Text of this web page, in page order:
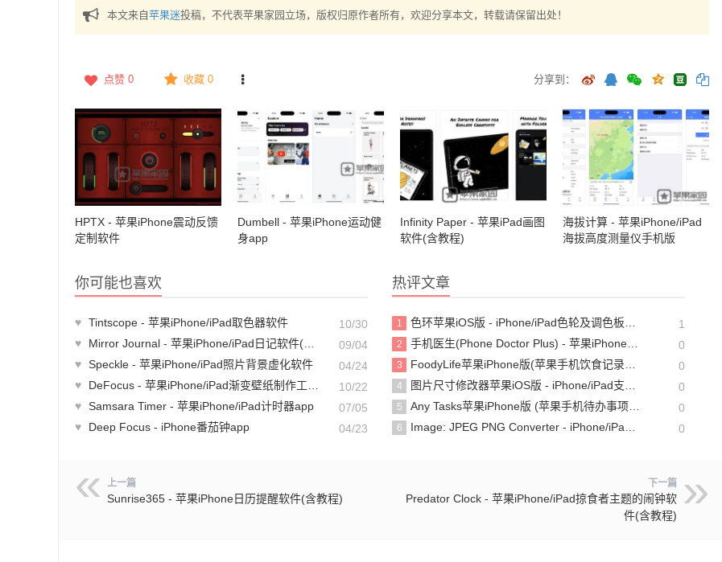
本文来自苹果迷投稿，不代表苹果家园立场，版权归原作者所有，欢迎分享本文，转载请保留出处！
点赞 0 收藏 0 分享到：
HPTX - 苹果iPhone震动反馈
定制软件
Dumbell - 苹果iPhone运动健
身app
Infinity Paper - 苹果iPad画图
软件(含教程)
海拔计算 - 苹果iPhone/iPad
海拔高度测量仪手机版
你可能也喜欢
♥ Tintscope - 苹果iPhone/iPad取色器软件
10/30
♥
Mirror Journal - 苹果iPhone/iPad日记软件(含教程)
09/04
♥ Speckle - 苹果iPhone/iPad照片背景虚化软件
04/24
♥
DeFocus - 苹果iPhone/iPad渐变壁纸制作工具(含教程)
10/22
♥ Samsara Timer - 苹果iPhone/iPad计时器app
07/05
♥
Deep Focus - iPhone番茄钟app 04/23
热评文章
1 色环苹果iOS版 - iPhone/iPad色轮及调色板工具 1
2 手机医生(Phone Doctor Plus) - 苹果iPhone/iPad硬件检测工具【含教程】 0
3 FoodyLife苹果iPhone版(苹果手机饮食记录软件) 0
4 图片尺寸修改器苹果iOS版 - iPhone/iPad支持批量操作的图片尺寸大小调整软件 0
5 Any Tasks苹果iPhone版 (苹果手机待办事项清单软件) 0
6 Image: JPEG PNG Converter - iPhone/iPad的JPG, PNG, HEIC照片格式转换工具 0
上一篇
Sunrise365 - 苹果iPhone日历提醒软件(含教程)
下一篇
Predator Clock - 苹果iPhone/iPad掠食者主题的闹钟软
件(含教程)